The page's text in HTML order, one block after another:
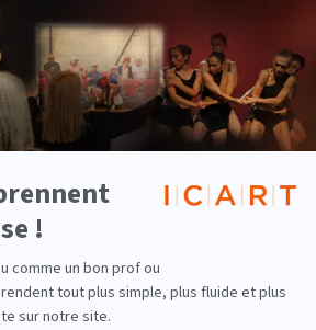
culturel :
à l’ICART Hors